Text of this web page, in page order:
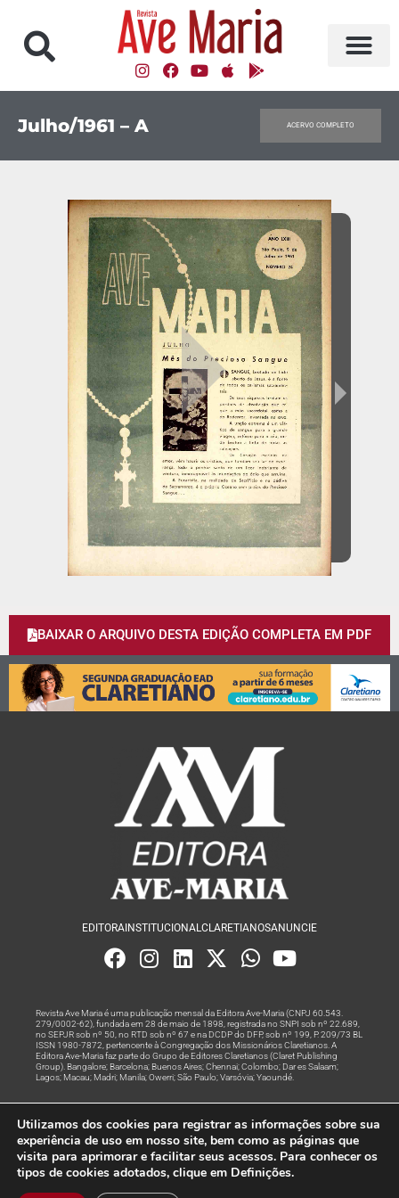
Julho/1961 – A ACERVO COMPLETO
BAIXAR O ARQUIVO DESTA EDIÇÃO COMPLETA EM PDF
EDITORA INSTITUCIONALCLARETIANOSANUNCIE
Revista Ave Maria é uma publicação mensal da Editora Ave-Maria (CNPJ 60.543.
279/0002-62), fundada em 28 de maio de 1898, registrada no SNPI sob nº 22.689,
no SEPJR sob nº 50, no RTD sob nº 67 e na DCDP do DFP, sob nº 199, P. 209/73 BL
ISSN 1980-7872, pertencente à Congregação dos Missionários Claretianos. A
Editora Ave-Maria faz parte do Grupo de Editores Claretianos (Claret Publishing
Group). Bangalore; Barcelona; Buenos Aires; Chennai; Colombo; Dar es Salaam;
Lagos; Macau; Madri; Manila; Owerri; São Paulo; Varsóvia; Yaoundé.
Rede
© Todos os Direitos Reservados
Utilizamos dos cookies para registrar as informações sobre sua
experiência de uso em nosso site, bem como as páginas que
visita para aprimorar e facilitar seus acessos. Para conhecer os
tipos de cookies adotados, clique em Definições.